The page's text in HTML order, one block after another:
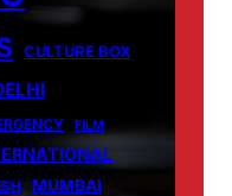
CULTURE BOX
FILM
MUMBAI